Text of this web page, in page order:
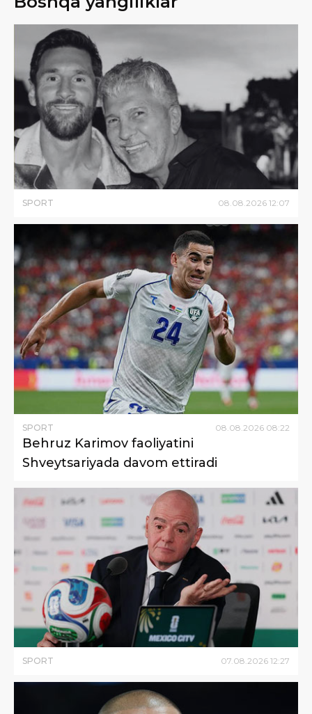
SPORT 08.08.2026 12:07
SPORT 08 08 2026 08:22
Behruz Karimov faoliyatini
Shveytsariyada davom ettiradi
SPORT 07.08.2026 12:27